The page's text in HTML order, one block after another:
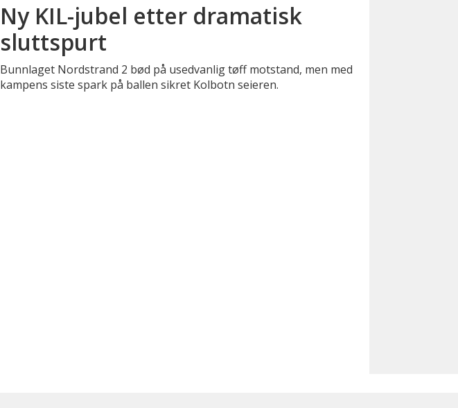
Ny KIL-jubel etter dramatisk
sluttspurt
Bunnlaget Nordstrand 2 bød på usedvanlig tøff motstand, men med
kampens siste spark på ballen sikret Kolbotn seieren.